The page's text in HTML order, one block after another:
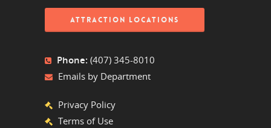
ATTRACTION LOCATIONS
Phone: (407) 345-8010
Emails by Department
Privacy Policy
Terms of Use